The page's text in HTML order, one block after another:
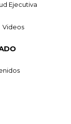
Ejecutiva
Videos